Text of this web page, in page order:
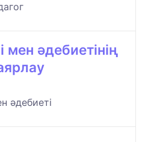
мен әдебиетінің
әдебиеті